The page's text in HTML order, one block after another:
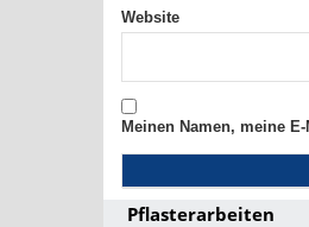
Website
Meinen Namen, meine
Pflasterarbeiten